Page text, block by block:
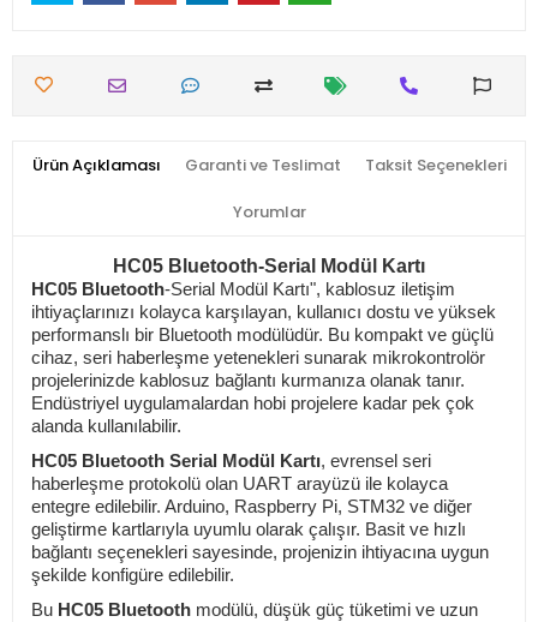
Ürün Açıklaması Garanti ve Teslimat Taksit Seçenekleri
Yorumlar
HC05 Bluetooth-Serial Modül Kartı
HC05 Bluetooth-Serial Modül Kartı", kablosuz iletişim
ihtiyaçlarınızı kolayca karşılayan, kullanıcı dostu ve yüksek
performanslı bir Bluetooth modülüdür. Bu kompakt ve güçlü
cihaz, seri haberleşme yetenekleri sunarak mikrokontrolör
projelerinizde kablosuz bağlantı kurmanıza olanak tanır.
Endüstriyel uygulamalardan hobi projelere kadar pek çok
alanda kullanılabilir.
HC05 Bluetooth Serial Modül Kartı, evrensel seri
haberleşme protokolü olan UART arayüzü ile kolayca
entegre edilebilir. Arduino, Raspberry Pi, STM32 ve diğer
geliştirme kartlarıyla uyumlu olarak çalışır. Basit ve hızlı
bağlantı seçenekleri sayesinde, projenizin ihtiyacına uygun
şekilde konfigüre edilebilir.
Bu HC05 Bluetooth modülü, düşük güç tüketimi ve uzun